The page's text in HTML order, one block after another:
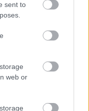
sent to
web or
drużyn oraz statystyki
wynik na żywo,
znajdziesz na naszej
informacji meczowych,
Besko - wynik, składy,
albo innych spotkań Krosno >